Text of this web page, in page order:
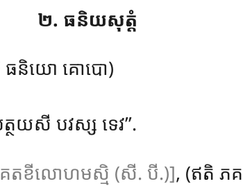
២. ធនិយសុត្តំ
ធនិយោ គោបោ)
យសី បវស្ស ទេវ’’.
គតខីលោហមស្មិ (សី. បី.)], (ឥតិ ភគ